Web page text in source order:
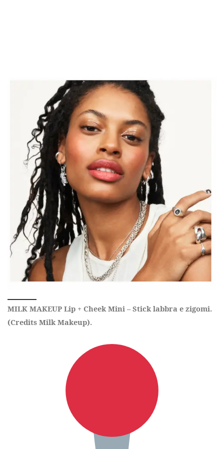
MILK MAKEUP Lip + Cheek Mini – Stick labbra e zigomi.
(Credits Milk Makeup).